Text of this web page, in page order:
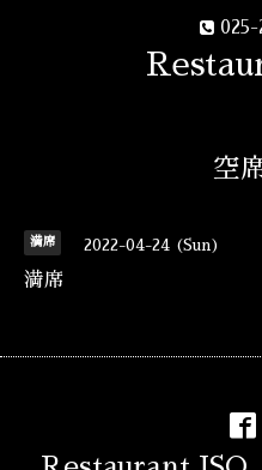
025-
空
満席 2022-04-24 (Sun)
満席